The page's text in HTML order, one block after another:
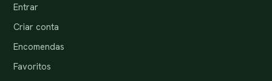
Entrar
Criar conta
Encomendas
Favoritos